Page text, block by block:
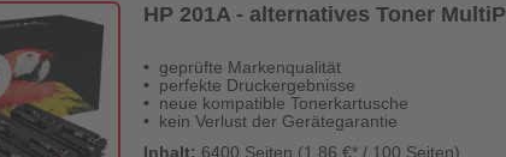
HP 201A - alternatives Toner
geprüfte Markenqualität
perfekte Druckergebnisse
neue kompatible Tonerkartusche
kein Verlust der Gerätegarantie
Inhalt: 6400 Seiten (1,86 €* / 100 Seiten)